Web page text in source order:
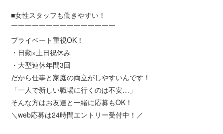
■女性スタッフも働きやすい！
￣￣￣￣￣￣￣￣￣￣￣￣￣￣￣
プライベート重視OK！
・日勤×土日祝休み
・大型連休年間3回
だから仕事と家庭の両立がしやすいんです！
「一人で新しい職場に行くのは不安…」
そんな方はお友達と一緒に応募もOK！
＼web応募は24時間エントリー受付中！／